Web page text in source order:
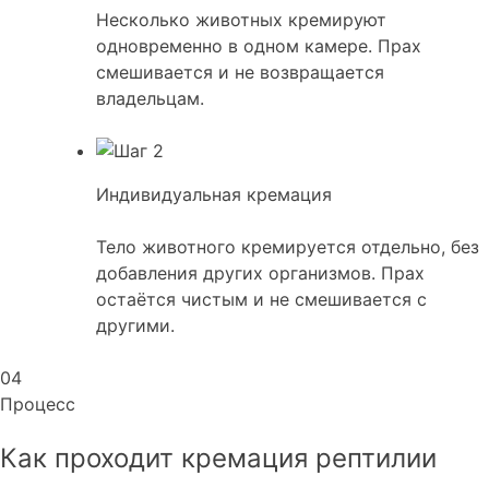
Несколько животных кремируют
одновременно в одном камере. Прах
смешивается и не возвращается
владельцам.
Индивидуальная кремация
Тело животного кремируется отдельно, без
добавления других организмов. Прах
остаётся чистым и не смешивается с
другими.
04
Процесс
Как проходит кремация рептилии